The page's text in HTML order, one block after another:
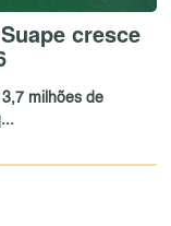
cresce
milhões de